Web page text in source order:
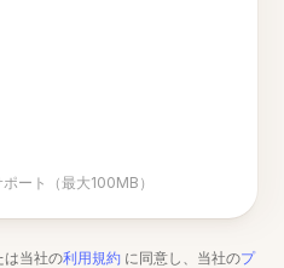
ート（最大100MB）
は当社の利用規約 に同意し、当社のプ